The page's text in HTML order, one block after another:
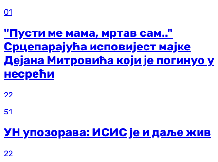
01
"Пусти ме мама, мртав сам.."
Срцепарајућа исповијест мајке
Дејана Митровића који је погинуо у
несрећи
22
51
УН упозорава: ИСИС је и даље жив
22